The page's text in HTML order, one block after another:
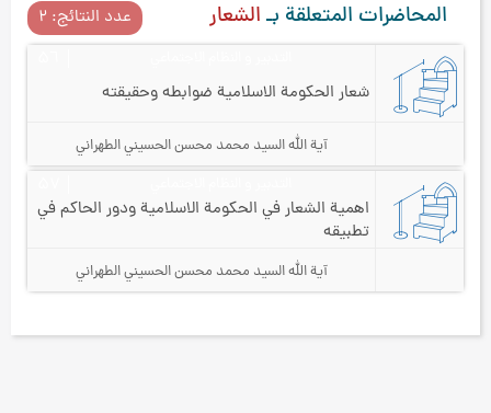
المحاضرات المتعلقة بـالشعار عدد النتائج: ۲
شعار الحكومة الاسلامية ضوابطه وحقيقته
آية الله السيد محمد محسن الحسيني الطهراني
اهمية الشعار في الحكومة الاسلامية ودور الحاكم في
تطبيقه
آية الله السيد محمد محسن الحسيني الطهراني